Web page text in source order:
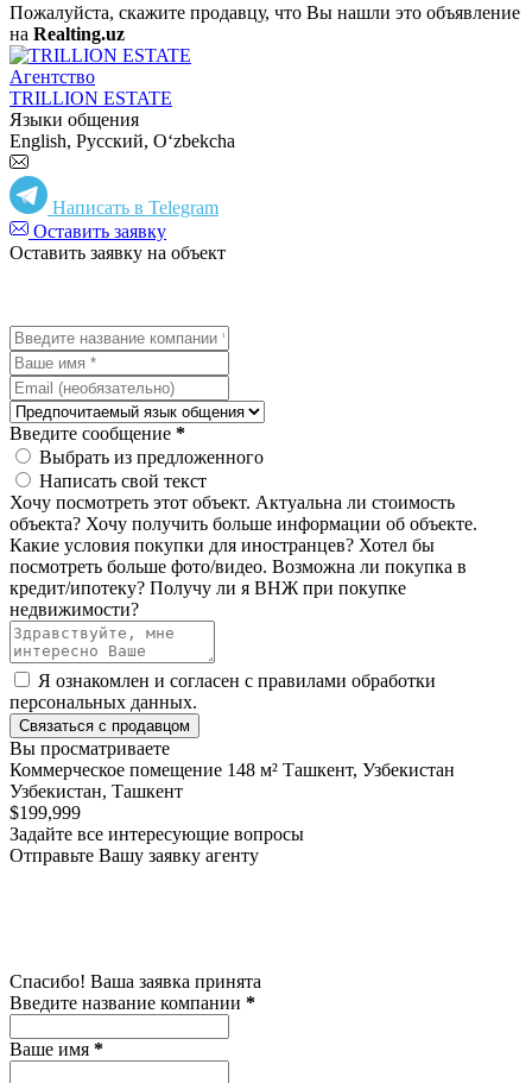
Пожалуйста, скажите продавцу, что Вы нашли это объявление
на Realting.uz
Агентство
TRILLION ESTATE
Языки общения
English, Русский, Oʻzbekcha
Написать в Telegram
Оставить заявку
Оставить заявку на объект
Введите сообщение *
Выбрать из предложенного
Написать свой текст
Хочу посмотреть этот объект. Актуальна ли стоимость
объекта? Хочу получить больше информации об объекте.
Какие условия покупки для иностранцев? Хотел бы
посмотреть больше фото/видео. Возможна ли покупка в
кредит/ипотеку? Получу ли я ВНЖ при покупке
недвижимости?
Я ознакомлен и согласен с правилами обработки
персональных данных.
Связаться с продавцом
Вы просматриваете
Коммерческое помещение 148 м² Ташкент, Узбекистан
Узбекистан, Ташкент
$199,999
Задайте все интересующие вопросы
Отправьте Вашу заявку агенту
Спасибо! Ваша заявка принята
Введите название компании *
Ваше имя *